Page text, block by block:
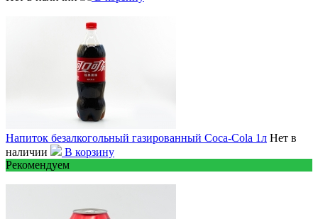
Напиток безалкогольный газированный Coca-Cola 1л Нет в
наличии
В корзину
Рекомендуем